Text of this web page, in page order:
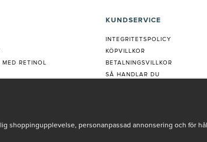
RETINOL
KUNDSERVICE
INTEGRITETSPOLICY
KÖPVILLKOR
BETALNINGSVILLKOR
SÅ HANDLAR DU
REKLAMATION
shoppingupplevelse, personanpassad annonsering och för